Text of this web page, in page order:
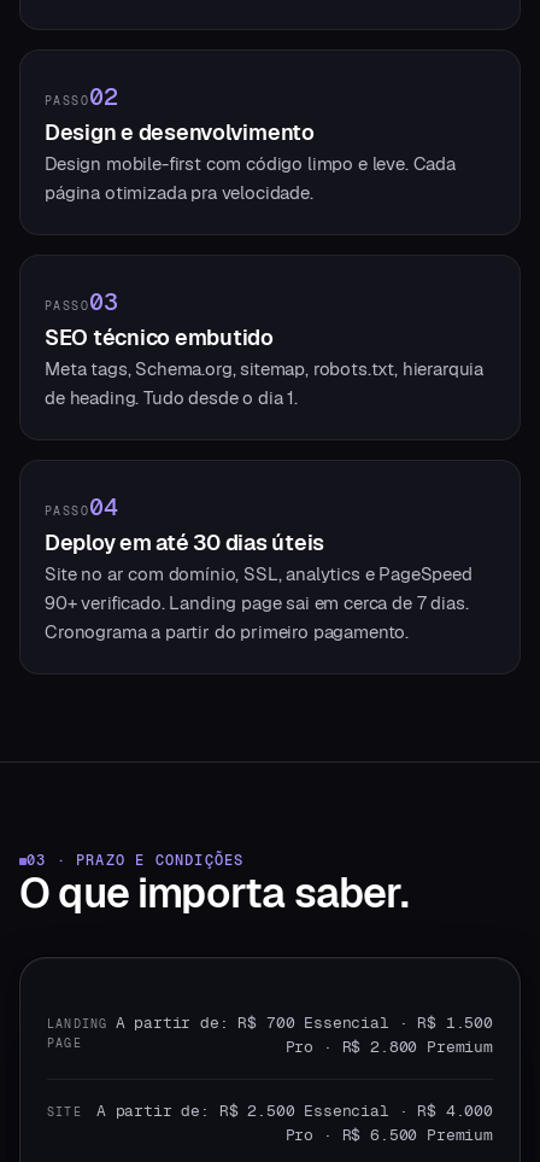
PASSO02
Design e desenvolvimento
Design mobile-first com código limpo e leve. Cada
página otimizada pra velocidade.
PASSO03
SEO técnico embutido
Meta tags, Schema.org, sitemap, robots.txt, hierarquia
de heading. Tudo desde o dia 1.
PASSO04
Deploy em até 30 dias úteis
Site no ar com domínio, SSL, analytics e PageSpeed
90+ verificado. Landing page sai em cerca de 7 dias.
Cronograma a partir do primeiro pagamento.
03 · PRAZO E CONDIÇÕES
O que importa saber.
LANDING
PAGE
A partir de: R$ 700 Essencial · R$ 1.500
Pro · R$ 2.800 Premium
SITE
A partir de: R$ 2.500 Essencial · R$ 4.000
Pro · R$ 6.500 Premium